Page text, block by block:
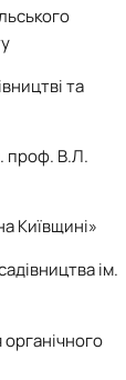
ого
та
проф. В.Л.
Київщині»
ім.